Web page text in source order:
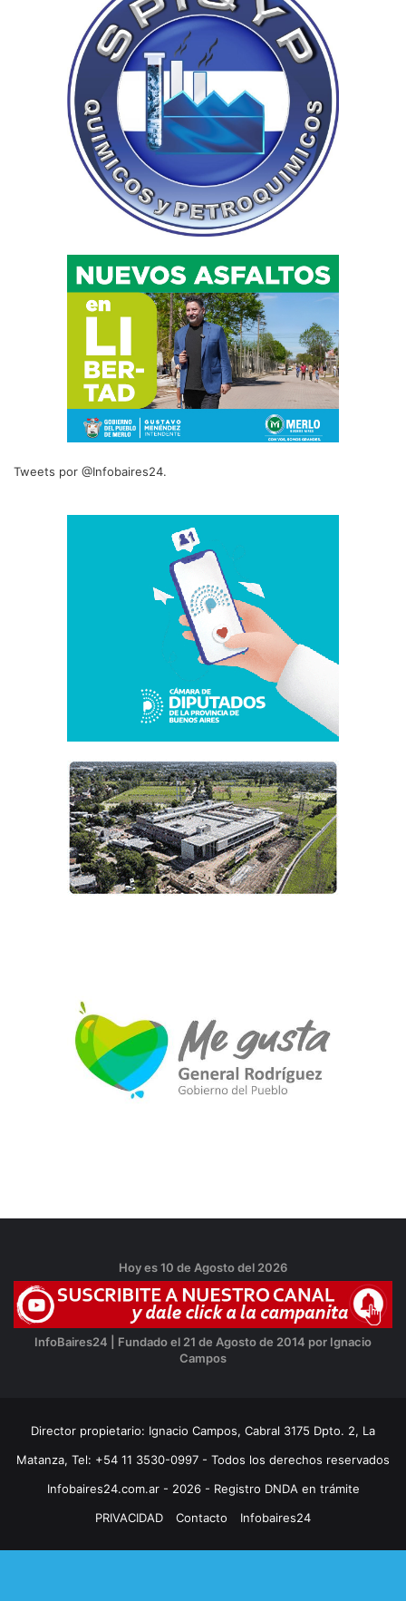
Tweets por @Infobaires24.
Hoy es 10 de Agosto del 2026
InfoBaires24 | Fundado el 21 de Agosto de 2014 por Ignacio
Campos
Director propietario: Ignacio Campos, Cabral 3175 Dpto. 2, La
Matanza, Tel: +54 11 3530-0997 - Todos los derechos reservados
Infobaires24.com.ar - 2026 - Registro DNDA en trámite
PRIVACIDAD
Contacto Infobaires24